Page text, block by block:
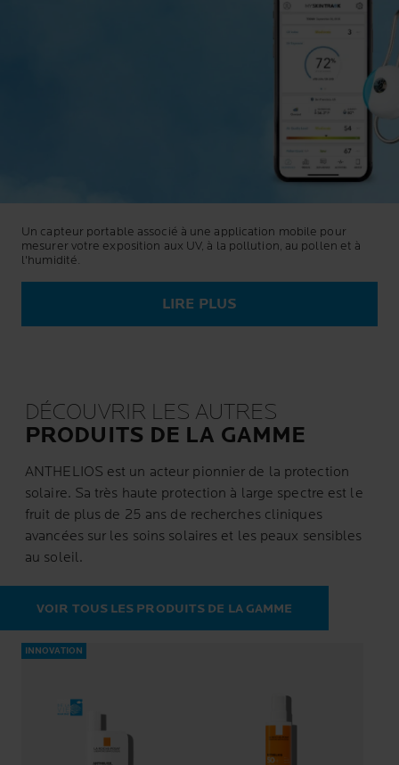
Un capteur portable associé à une application mobile pour
mesurer votre exposition aux UV, à la pollution, au pollen et à
l'humidité.
LIRE PLUS
DÉCOUVRIR LES AUTRES
PRODUITS DE LA GAMME
ANTHELIOS est un acteur pionnier de la protection
solaire. Sa très haute protection à large spectre est le
fruit de plus de 25 ans de recherches cliniques
avancées sur les soins solaires et les peaux sensibles
au soleil.
VOIR TOUS LES PRODUITS DE LA GAMME
INNOVATION